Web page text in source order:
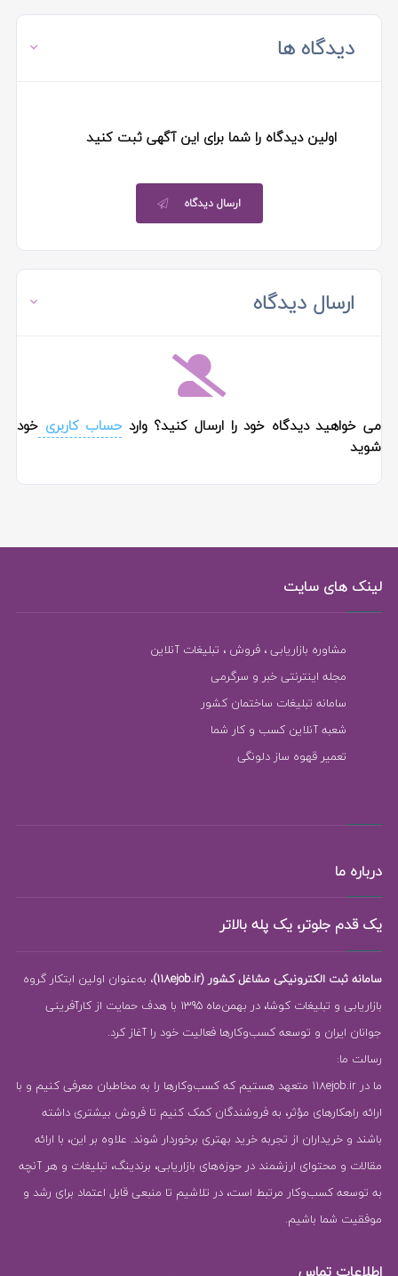
دیدگاه ها
اولین دیدگاه را شما برای این آگهی ثبت کنید
ارسال دیدگاه
ارسال دیدگاه
می خواهید دیدگاه خود را ارسال کنید؟ واردحساب کاربریخود
شوید
لینک های سایت
مشاوره بازاریابی ، فروش ، تبلیغات آنلاین
مجله اینترنتی خبر و سرگرمی
سامانه تبلیغات ساختمان کشور
شعبه آنلاین کسب و کار شما
تعمیر قهوه ساز دلونگی
درباره ما
یک قدم جلوتر، یک پله بالاتر
سامانه ثبت الکترونیکی مشاغل کشور (118ejob.ir)
، به‌عنوان اولین ابتکار گروه
بازاریابی و تبلیغات کوشا، در بهمن‌ماه 1395 با هدف حمایت از کارآفرینی
جوانان ایران و توسعه کسب‌وکارها فعالیت خود را آغاز کرد.
رسالت ما:
ما در 118ejob.ir متعهد هستیم که کسب‌وکارها را به مخاطبان معرفی کنیم و با
ارائه راهکارهای مؤثر، به فروشندگان کمک کنیم تا فروش بیشتری داشته
باشند و خریداران از تجربه خرید بهتری برخوردار شوند. علاوه بر این، با ارائه
مقالات و محتوای ارزشمند در حوزه‌های بازاریابی، برندینگ، تبلیغات و هر آنچه
به توسعه کسب‌وکار مرتبط است، در تلاشیم تا منبعی قابل اعتماد برای رشد و
موفقیت شما باشیم.